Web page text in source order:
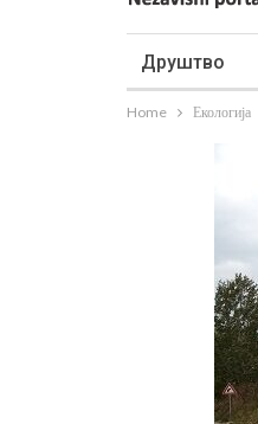
Друштво
Home Екологија